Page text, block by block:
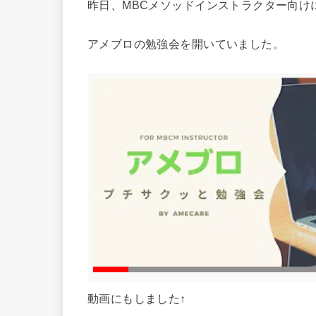
昨日、MBCメソッドインストラクター向け
アメブロの勉強会を開いていました。
動画にもしました↑